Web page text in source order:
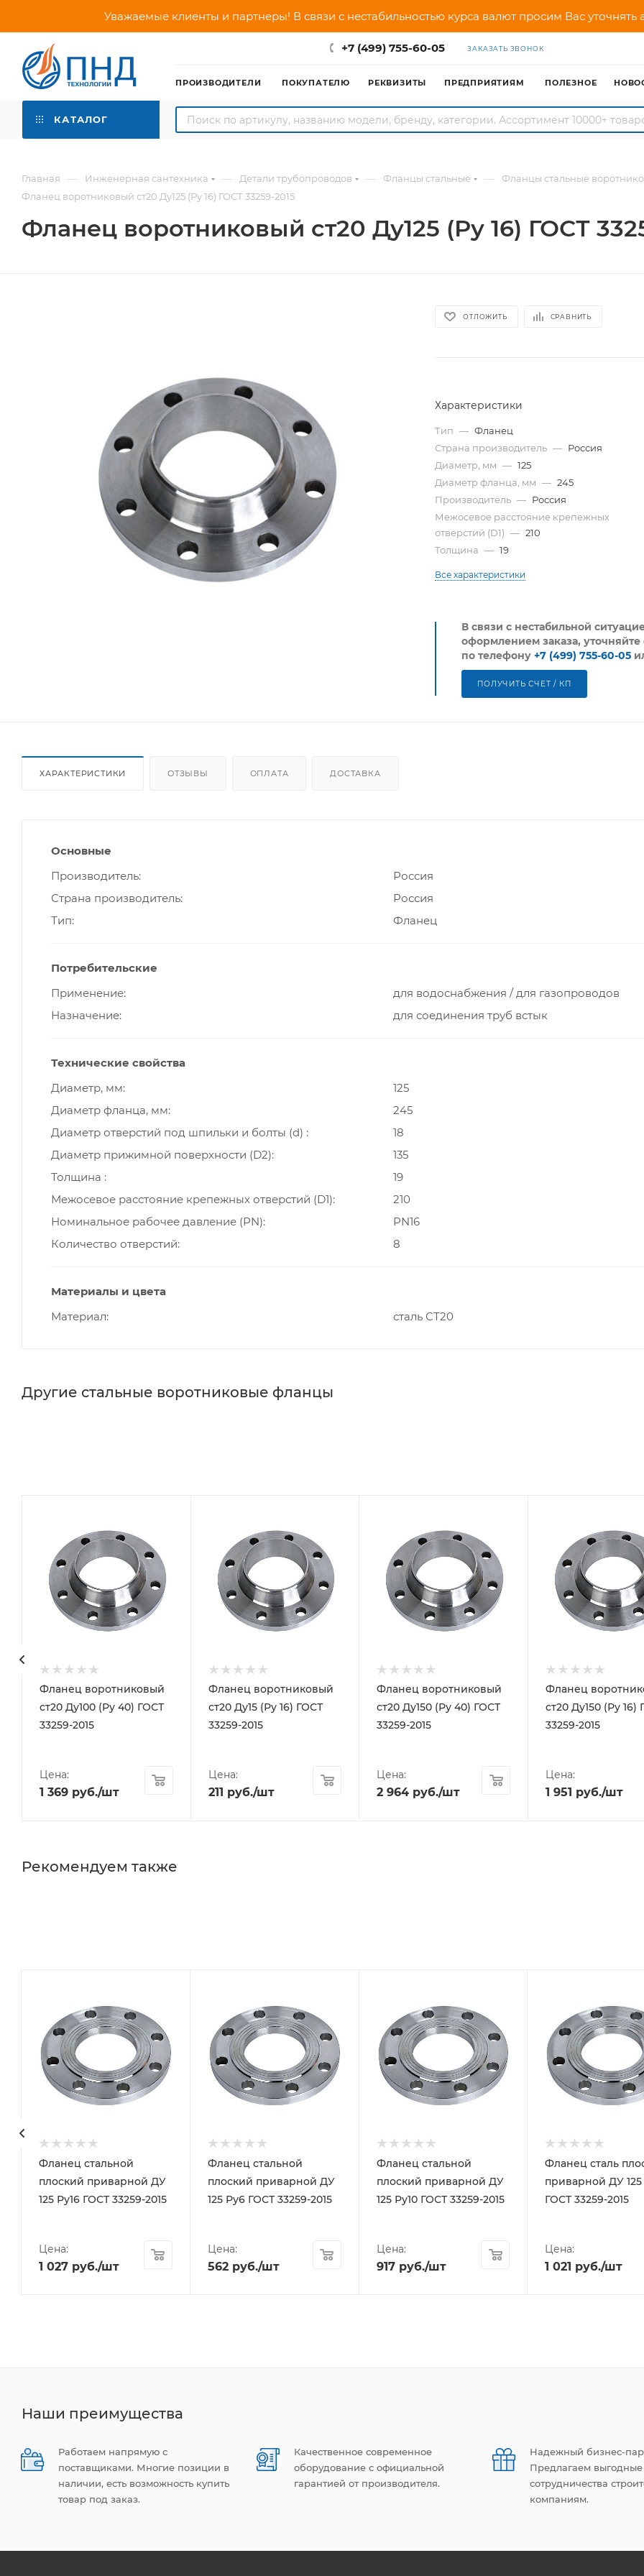
Уважаемые клиенты и партнеры! В связи с нестабильностью курса валют просим Вас
+7 (499) 755-60-05 ЗАКАЗАТЬ ЗВОНОК
ПРОИЗВОДИТЕЛИ ПОКУПАТЕЛЮ РЕКВИЗИТЫ ПРЕДПРИЯТИЯМ ПОЛЕЗНОЕ
КАТАЛОГ
Главная — Инженерная сантехника — Детали трубопроводов — Фланцы стальные — Фланцы стальные
Фланец воротниковый ст20 Ду125 (Ру 16) ГОСТ 33259-2015
Фланец воротниковый ст20 Ду125 (Ру 16) ГОСТ
ОТЛОЖИТЬ СРАВНИТЬ
Характеристики
Тип — Фланец
Страна производитель — Россия
Диаметр, мм — 125
Диаметр фланца, мм — 245
Производитель — Россия
Межосевое расстояние крепежных
отверстий (D1) — 210
Толщина — 19
Все характеристики
В связи с нестабильной
оформлением заказа, уточняйте
по телефону+7 (499) 755-60-05
ПОЛУЧИТЬ СЧЕТ / КП
ХАРАКТЕРИСТИКИ ОТЗЫВЫ ОПЛАТА ДОСТАВКА
Основные
Производитель
Россия
Страна производитель
Россия
Тип
Фланец
Потребительские
Применение
для водоснабжения / для газопроводов
Назначение
для соединения труб встык
Технические свойства
Диаметр, мм
125
Диаметр фланца, мм
245
Диаметр отверстий под шпильки и болты (d)
18
Диаметр прижимной поверхности (D2)
135
Толщина
19
Межосевое расстояние крепежных отверстий (D1)
210
Номинальное рабочее давление (PN)
PN16
Количество отверстий
8
Материалы и цвета
Материал
сталь СТ20
Другие стальные воротниковые фланцы
Фланец воротниковый
ст20 Ду100 (Ру 40) ГОСТ
33259-2015
Цена:
1 369руб./шт
Фланец воротниковый
ст20 Ду15 (Ру 16) ГОСТ
33259-2015
Цена:
211 руб./шт
Фланец воротниковый
ст20 Ду150 (Ру 40) ГОСТ
33259-2015
Цена:
2 964 руб./шт
Фланец
ст20 Ду150 (Ру 16)
33259-2015
Цена:
1 951 руб./шт
Рекомендуем также
Фланец стальной
плоский приварной ДУ
125 Ру16 ГОСТ 33259-2015
Цена:
1 027 руб./шт
Фланец стальной
плоский приварной ДУ
125 Ру6 ГОСТ 33259-2015
Цена:
562руб./шт
Фланец стальной
плоский приварной ДУ
125 Ру10 ГОСТ 33259-2015
Цена:
917руб./шт
Фланец сталь
приварной ДУ 125
ГОСТ 33259-2015
Цена:
1 021 руб./шт
Наши преимущества
Работаем напрямую с
поставщиками. Многие позиции в
наличии, есть возможность купить
товар под заказ.
Качественное современное
оборудование с официальной
гарантией от производителя.
Надежный бизнес-
Предлагаем выгодные
сотрудничества
компаниям.